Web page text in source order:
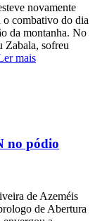
novamente
combativo do dia
da montanha. No
Zabala, sofreu
mais
no pódio
de Azeméis
de Abertura